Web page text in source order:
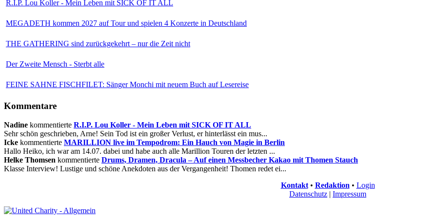
R.I.P. Lou Koller - Mein Leben mit SICK OF IT ALL
MEGADETH kommen 2027 auf Tour und spielen 4 Konzerte in Deutschland
THE GATHERING sind zurückgekehrt – nur die Zeit nicht
Der Zweite Mensch - Sterbt alle
FEINE SAHNE FISCHFILET: Sänger Monchi mit neuem Buch auf Lesereise
Kommentare
Nadine kommentierte R.I.P. Lou Koller - Mein Leben mit SICK OF IT ALL
Sehr schön geschrieben, Arne! Sein Tod ist ein großer Verlust, er hinterlässt ein mus...
Icke kommentierte MARILLION live im Tempodrom: Ein Hauch von Magie in Berlin
Hallo Heiko, ich war am 14.07. dabei und habe auch alle Marillion Touren der letzten ...
Helke Thomsen kommentierte Drums, Dramen, Dracula – Auf einen Messbecher Kakao mit Thomen Stauch
Klasse Interview! Lustige und schöne Anekdoten aus der Vergangenheit! Thomen redet ei...
Kontakt• Redaktion • Login
Datenschutz | Impressum